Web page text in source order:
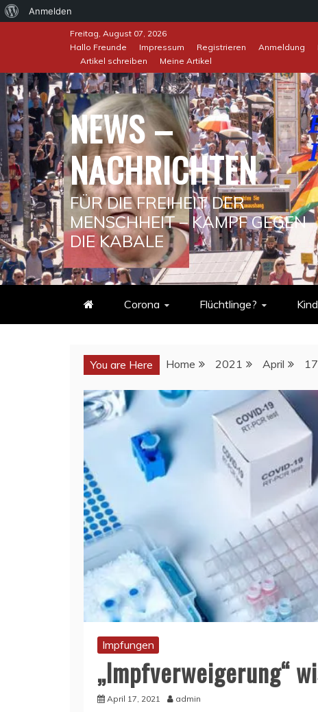
Über
Anmelden
Freitag, August 07, 2026
Hallo Freunde
Impressum Registrieren Anmeldung
Artikel schreiben
Meine Artikel
NEWS –
NACHRICHTEN
FÜR DIE FREIHEIT DER
MENSCHHEIT – KAMPF GEGEN
DIE KABALE
Corona Flüchtlinge?
You are Here Home 2021 April 17
Impfungen
„Impfverweigerung“
April 17, 2021 admin